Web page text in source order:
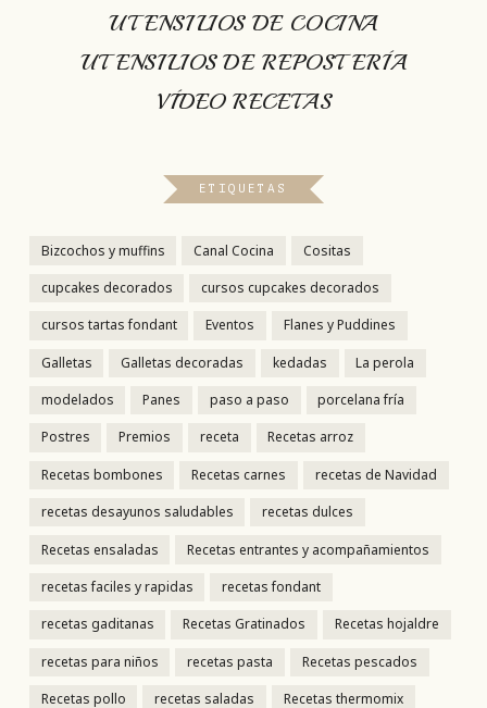
UTENSILIOS DE COCINA
UTENSILIOS DE REPOSTERÍA
VÍDEO RECETAS
ETIQUETAS
Bizcochos y muffins Canal Cocina Cositas
cupcakes decorados cursos cupcakes decorados
cursos tartas fondant Eventos Flanes y Puddines
Galletas Galletas decoradas kedadas La perola
modelados Panes paso a paso porcelana fría
Postres Premios receta Recetas arroz
Recetas bombones Recetas carnes recetas de Navidad
recetas desayunos saludables recetas dulces
Recetas ensaladas Recetas entrantes y acompañamientos
recetas faciles y rapidas recetas fondant
recetas gaditanas Recetas Gratinados Recetas hojaldre
recetas para niños recetas pasta Recetas pescados
Recetas pollo recetas saladas Recetas thermomix